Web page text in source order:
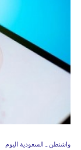
واشنطن ـ السعودية اليوم